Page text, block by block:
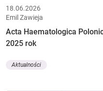
18.06.2026
Emil Zawieja
Acta Haematologica
2025 rok
Aktualności